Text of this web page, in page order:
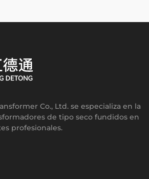
Co., Ltd. se especializa en la
de tipo seco fundidos en
profesionales.